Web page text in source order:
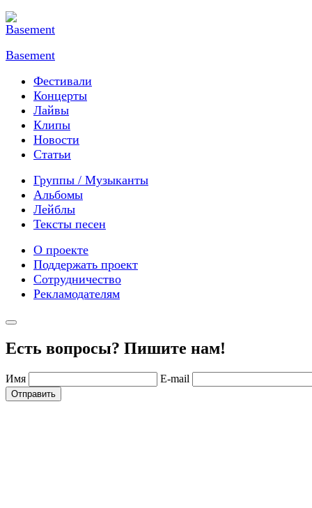
Basement
Фестивали
Концерты
Лайвы
Клипы
Новости
Статьи
Группы / Музыканты
Альбомы
Лейблы
Тексты песен
О проекте
Поддержать проект
Сотрудничество
Рекламодателям
Есть вопросы? Пишите нам!
Имя E-mail